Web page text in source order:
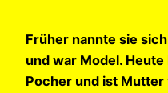
Früher nannte sie
und war Model.
Pocher und ist